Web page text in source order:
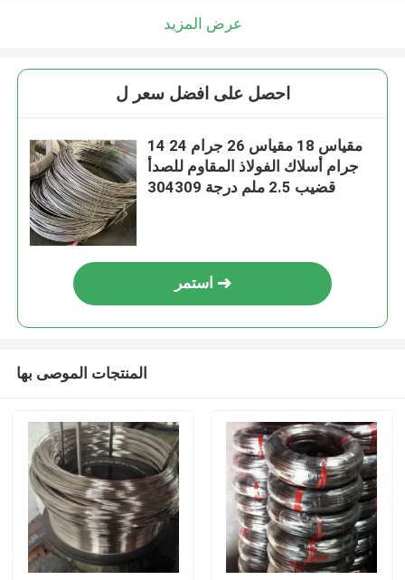
عرض المزيد
احصل على افضل سعر ل
14 مقياس 18 مقياس 26 جرام 24
جرام أسلاك الفولاذ المقاوم للصدأ
قضيب 2.5 ملم درجة 304309
استمر
المنتجات الموصى بها